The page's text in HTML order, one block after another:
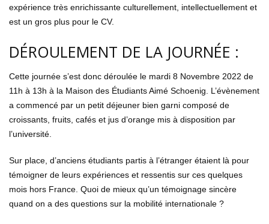
expérience très enrichissante culturellement, intellectuellement et
est un gros plus pour le CV.
DÉROULEMENT DE LA JOURNÉE :
Cette journée s’est donc déroulée le mardi 8 Novembre 2022 de
11h à 13h à la Maison des Étudiants Aimé Schoenig. L’évènement
a commencé par un petit déjeuner bien garni composé de
croissants, fruits, cafés et jus d’orange mis à disposition par
l’université.
Sur place, d’anciens étudiants partis à l’étranger étaient là pour
témoigner de leurs expériences et ressentis sur ces quelques
mois hors France. Quoi de mieux qu’un témoignage sincère
quand on a des questions sur la mobilité internationale ?